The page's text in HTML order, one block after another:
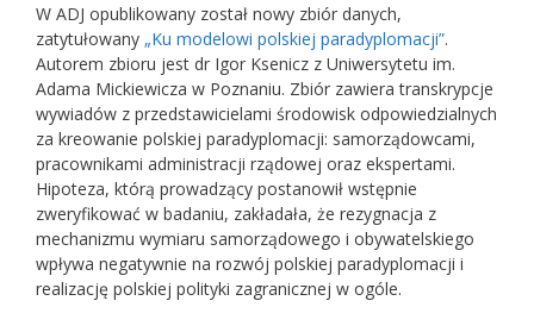
W ADJ opublikowany został nowy zbiór danych,
zatytułowany „Ku modelowi polskiej paradyplomacji”.
Autorem zbioru jest dr Igor Ksenicz z Uniwersytetu im.
Adama Mickiewicza w Poznaniu. Zbiór zawiera transkrypcje
wywiadów z przedstawicielami środowisk odpowiedzialnych
za kreowanie polskiej paradyplomacji: samorządowcami,
pracownikami administracji rządowej oraz ekspertami.
Hipoteza, którą prowadzący postanowił wstępnie
zweryfikować w badaniu, zakładała, że rezygnacja z
mechanizmu wymiaru samorządowego i obywatelskiego
wpływa negatywnie na rozwój polskiej paradyplomacji i
realizację polskiej polityki zagranicznej w ogóle.